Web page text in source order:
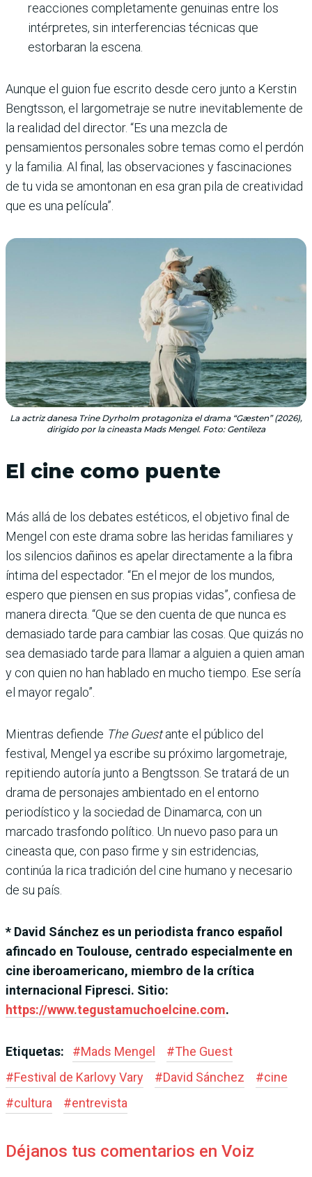
reacciones completamente genuinas entre los
intérpretes, sin interferencias técnicas que
estorbaran la escena.
Aunque el guion fue escrito desde cero junto a Kerstin
Bengtsson, el largometraje se nutre inevitablemente de
la realidad del director. “Es una mezcla de
pensamientos personales sobre temas como el perdón
y la familia. Al final, las observaciones y fascinaciones
de tu vida se amontonan en esa gran pila de creatividad
que es una película”.
La actriz danesa Trine Dyrholm protagoniza el drama “Gæsten” (2026),
dirigido por la cineasta Mads Mengel. Foto: Gentileza
El cine como puente
Más allá de los debates estéticos, el objetivo final de
Mengel con este drama sobre las heridas familiares y
los silencios dañinos es apelar directamente a la fibra
íntima del espectador. “En el mejor de los mundos,
espero que piensen en sus propias vidas”, confiesa de
manera directa. “Que se den cuenta de que nunca es
demasiado tarde para cambiar las cosas. Que quizás no
sea demasiado tarde para llamar a alguien a quien aman
y con quien no han hablado en mucho tiempo. Ese sería
el mayor regalo”.
Mientras defiende The Guestante el público del
festival, Mengel ya escribe su próximo largometraje,
repitiendo autoría junto a Bengtsson. Se tratará de un
drama de personajes ambientado en el entorno
periodístico y la sociedad de Dinamarca, con un
marcado trasfondo político. Un nuevo paso para un
cineasta que, con paso firme y sin estridencias,
continúa la rica tradición del cine humano y necesario
de su país.
* David Sánchez es un periodista franco español
afincado en Toulouse, centrado especialmente en
cine iberoamericano, miembro de la crítica
internacional Fipresci. Sitio:
https://www.tegustamuchoelcine.com.
Etiquetas: #Mads Mengel #The Guest
#Festival de Karlovy Vary #David Sánchez #cine
#cultura #entrevista
Déjanos tus comentarios en Voiz